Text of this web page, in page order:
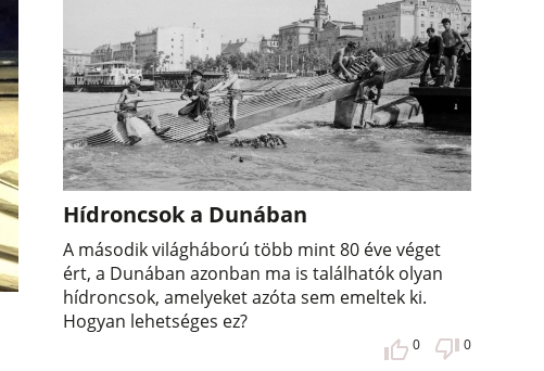
Hídroncsok a Dunában
A második világháború több mint 80 éve véget
ért, a Dunában azonban ma is találhatók olyan
hídroncsok, amelyeket azóta sem emeltek ki.
Hogyan lehetséges ez?
0 0